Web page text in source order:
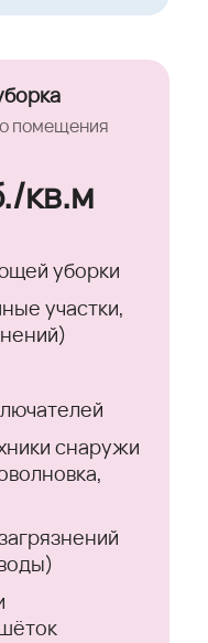
помещения
кв.м
уборки
участки,
снаружи